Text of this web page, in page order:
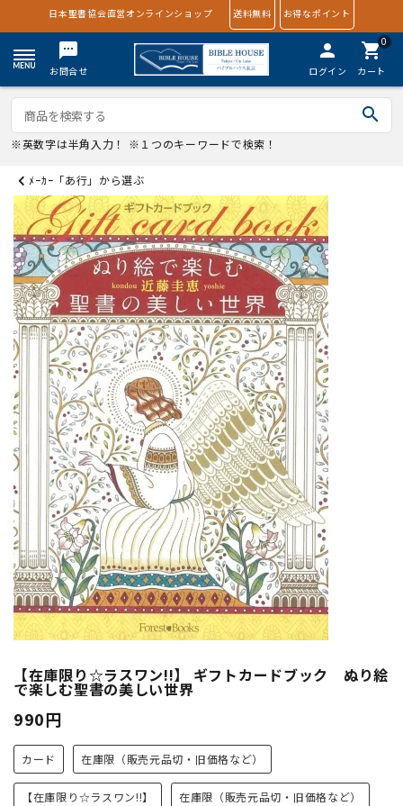
日本聖書協会直営オンラインショップ 送料無料 お得なポイント
textsms
お問合せ
person
ログイン
0
shopping_cart
カート
search
※英数字は半角入力！ ※１つのキーワードで検索！
ﾒｰｶｰ「あ行」から選ぶ
【在庫限り☆ラスワン!!】 ギフトカードブック ぬり絵
で楽しむ聖書の美しい世界
990円
カード 在庫限（販売元品切・旧価格など）
【在庫限り☆ラスワン!!】 在庫限（販売元品切・旧価格など）